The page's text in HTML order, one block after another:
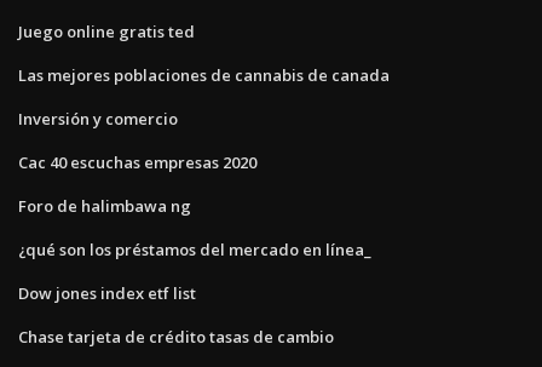
Juego online gratis ted
Las mejores poblaciones de cannabis de canada
Inversión y comercio
Cac 40 escuchas empresas 2020
Foro de halimbawa ng
¿qué son los préstamos del mercado en línea_
Dow jones index etf list
Chase tarjeta de crédito tasas de cambio